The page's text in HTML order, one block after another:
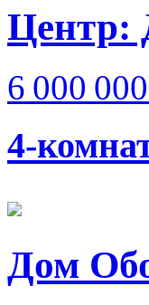
Центр:
6 000
4-
Дом